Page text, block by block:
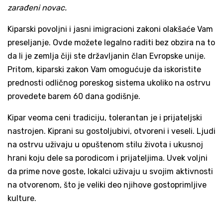
zarađeni novac.
Kiparski povoljni i jasni imigracioni zakoni olakšaće Vam
preseljanje. Ovde možete legalno raditi bez obzira na to
da li je zemlja čiji ste državljanin član Evropske unije.
Pritom, kiparski zakon Vam omogućuje da iskoristite
prednosti odličnog poreskog sistema ukoliko na ostrvu
provedete barem 60 dana godišnje.
Kipar veoma ceni tradiciju, tolerantan je i prijateljski
nastrojen. Kiprani su gostoljubivi, otvoreni i veseli. Ljudi
na ostrvu uživaju u opuštenom stilu života i ukusnoj
hrani koju dele sa porodicom i prijateljima. Uvek voljni
da prime nove goste, lokalci uživaju u svojim aktivnosti
na otvorenom, što je veliki deo njihove gostoprimljive
kulture.